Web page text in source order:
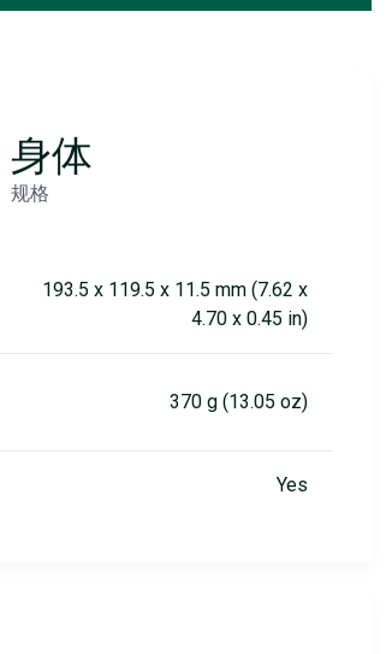
身体
规格
193.5 x 119.5 x 11.5 mm (7.62 x
4.70 x 0.45 in)
370 g (13.05 oz)
Yes